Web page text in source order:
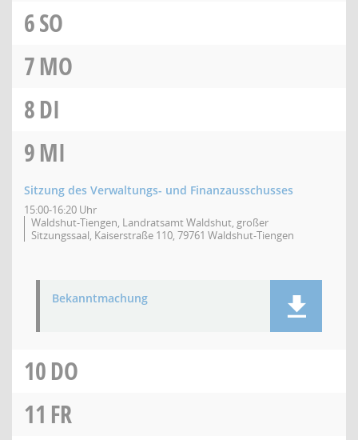
6SO
7MO
8DI
9MI
Sitzung des Verwaltungs- und Finanzausschusses
15:00-16:20 Uhr
Waldshut-Tiengen, Landratsamt Waldshut, großer
Sitzungssaal, Kaiserstraße 110, 79761 Waldshut-Tiengen
Bekanntmachung
10DO
11 FR